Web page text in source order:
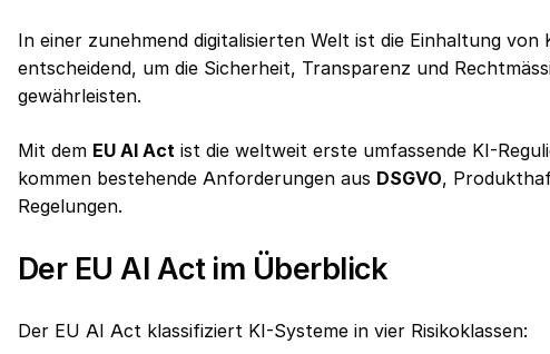
In einer zunehmend digitalisierten Welt ist die Einhaltung von
entscheidend, um die Sicherheit, Transparenz und
gewährleisten.
Mit dem EU AI Act ist die weltweit erste umfassende KI-
kommen bestehende Anforderungen aus DSGVO,
Regelungen.
Der EU AI Act im Überblick
Der EU AI Act klassifiziert KI-Systeme in vier Risikoklassen: